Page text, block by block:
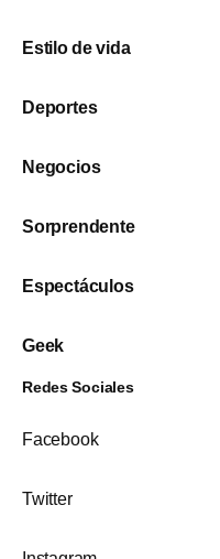
Estilo de vida
Deportes
Negocios
Sorprendente
Espectáculos
Geek
Redes Sociales
Facebook
Twitter